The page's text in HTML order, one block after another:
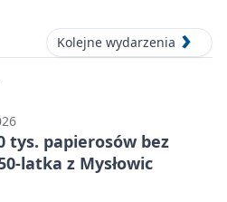
Kolejne wydarzenia
tys. papierosów bez
latka z Mysłowic